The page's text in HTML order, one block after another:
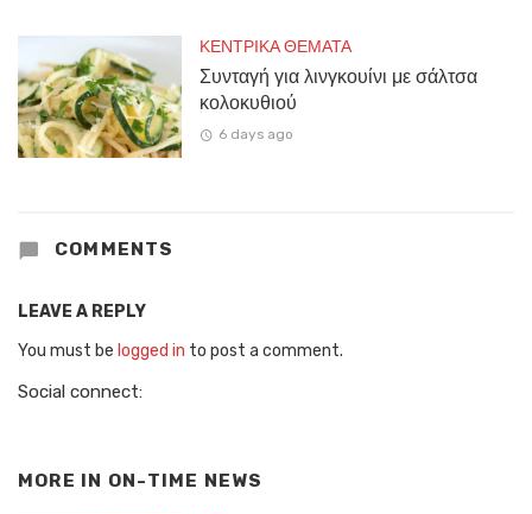
ΚΕΝΤΡΙΚΑ ΘΕΜΑΤΑ
Συνταγή για λινγκουίνι με σάλτσα
κολοκυθιού
6 days ago
COMMENTS
LEAVE A REPLY
You must be logged in to post a comment.
Social connect:
MORE IN ON-TIME NEWS